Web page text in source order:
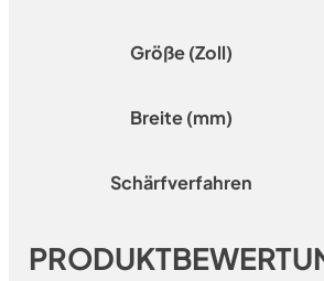
Größe (Zoll)
Breite (mm)
Schärfverfahren